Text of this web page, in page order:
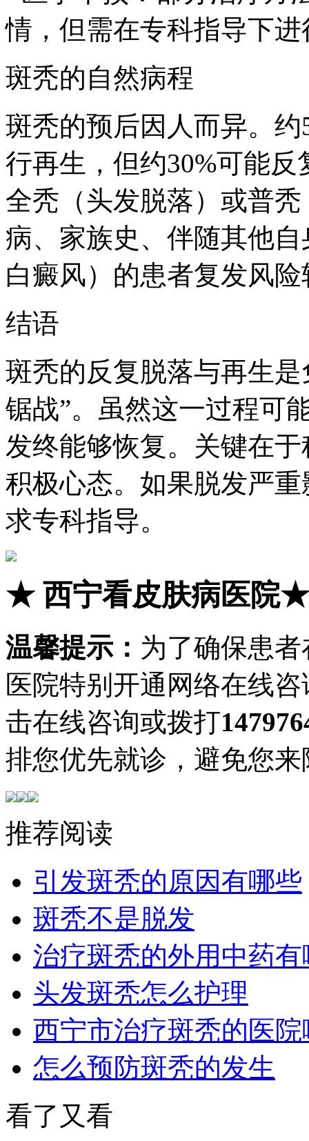
情，但需在专科指导下进
斑秃的自然病程
斑秃的预后因人而异。
行再生，但约30%可能
全秃（头发脱落）或普
病、家族史、伴随其他
白癜风）的患者复发风
结语
斑秃的反复脱落与再生
锯战”。虽然这一过程可
发终能够恢复。关键在
积极心态。如果脱发严
求专科指导。
★西宁看皮肤病医院★
温馨提示： 为了确保患
医院特别开通网络在线
击在线咨询或拨打
排您优先就诊，避免您
推荐阅读
引发斑秃的原因有哪些
斑秃不是脱发
治疗斑秃的外用中药有
头发斑秃怎么护理
西宁市治疗斑秃的医
怎么预防斑秃的发生
看了又看